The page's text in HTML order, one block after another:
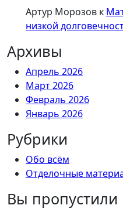
Артур Морозов к
низкой
Архивы
Апрель 2026
Март 2026
Февраль 2026
Январь 2026
Рубрики
Обо всём
Отделочные
Вы пропустили